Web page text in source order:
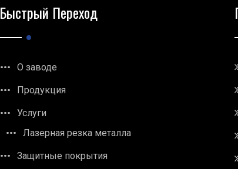
Быстрый Переход
О заводе
Продукция
Услуги
Лазерная резка металла
Защитные покрытия